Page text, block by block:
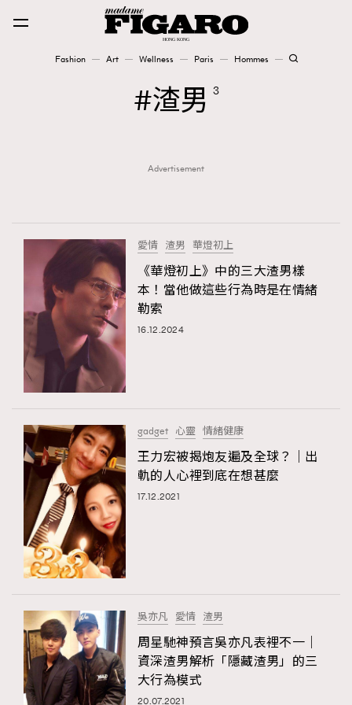
Fashion Art Wellness Paris Hommes
TRENDING
AFrenchMind
DressLikeAParisienne
EmpowerF
FashionWeek
Fashion
Paris
Hommes
AFrenchMind
DressLikeAParisienne
EmpowerF 103
FashionWeek 191
FigaroAesthetic
FigaroBeautyRitual
FigaroCeleb 547
FigaroCinéma 281
FigaroDigitalCover 17
FigaroExhibition 12
FigaroExpert
#FigaroExhibition Wyman 揭曉 Figaro Exhibition
第二站！
渣男 3
Advertisement
愛情 渣男 華燈初上
《華燈初上》中的三大渣男樣
本！當他做這些行為時是在情緒
勒索
16.12.2024
gadget 心靈 情緒健康
王力宏被揭炮友遍及全球？｜出
軌的人心裡到底在想甚麼
17.12.2021
吳亦凡 愛情 渣男
周星馳神預言吳亦凡表裡不一｜
資深渣男解析「隱藏渣男」的三
大行為模式
20.07.2021